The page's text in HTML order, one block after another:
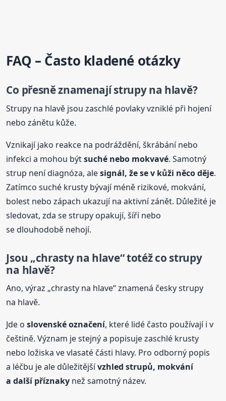
FAQ – Často kladené otázky
Co přesně znamenají strupy na hlavě?
Strupy na hlavě jsou zaschlé povlaky vzniklé při hojení
nebo zánětu kůže.
Vznikají jako reakce na podráždění, škrábání nebo
infekci a mohou býtsuché nebo mokvavé. Samotný
strup není diagnóza, alesignál, že se v kůži něco děje.
Zatímco suché krusty bývají méně rizikové, mokvání,
bolest nebo zápach ukazují na aktivní zánět. Důležité je
sledovat, zda se strupy opakují, šíří nebo
se dlouhodobě nehojí.
Jsou „chrasty na hlave“ totéž co strupy
na hlavě?
Ano, výraz „chrasty na hlave“ znamená česky strupy
na hlavě.
Jde oslovenské označení, které lidé často používají i v
češtině. Význam je stejný a popisuje zaschlé krusty
nebo ložiska ve vlasaté části hlavy. Pro odborný popis
a léčbu je ale důležitějšívzhled strupů, mokvání
a další příznaky než samotný název.